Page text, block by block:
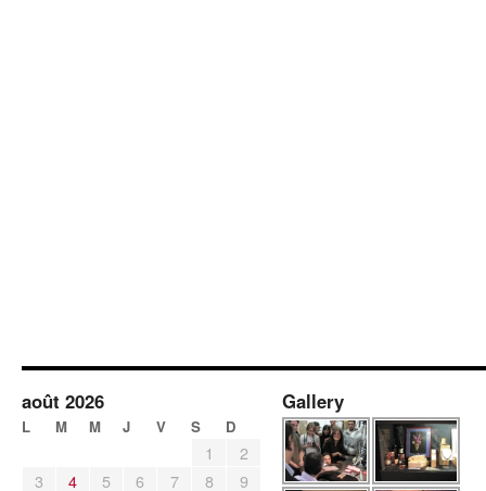
août 2026
L M M J V S D
1
2
3
4 5 6 7 8
9
Gallery